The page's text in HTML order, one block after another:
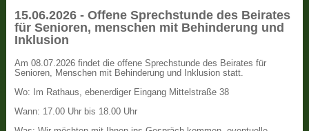
15.06.2026 - Offene Sprechstunde des Beirates
für Senioren, menschen mit Behinderung und
Inklusion
Am 08.07.2026 findet die offene Sprechstunde des Beirates für
Senioren, Menschen mit Behinderung und Inklusion statt.
Wo: Im Rathaus, ebenerdiger Eingang Mittelstraße 38
Wann: 17.00 Uhr bis 18.00 Uhr